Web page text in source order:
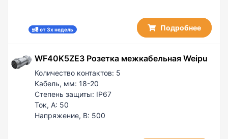
от 3х недель Подробнее
WF40K5ZE3 Розетка межкабельная Weipu
Количество контактов: 5
Кабель, мм: 18-20
Степень защиты: IP67
Ток, А: 50
Напряжение, В: 500